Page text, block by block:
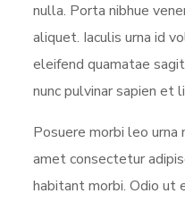
nulla. Porta nibhue
aliquet. Iaculis urna id
eleifend quamatae
nunc pulvinar sapien et
Posuere morbi leo
amet consectetur
habitant morbi. Odio